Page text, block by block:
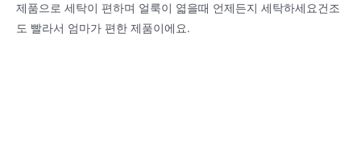
제품으로 세탁이 편하며 얼룩이 엷을때 언제든지 세탁하세요건조
도 빨라서 엄마가 편한 제품이에요.